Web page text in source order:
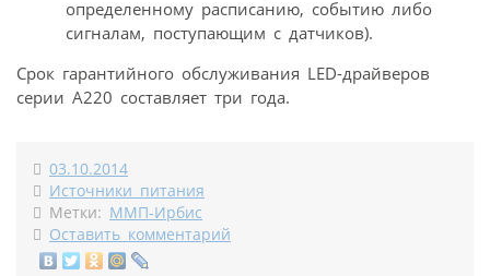
определенному расписанию, событию либо
сигналам, поступающим с датчиков).
Срок гарантийного обслуживания LED-драйверов
серии А220 составляет три года.
03.10.2014
Источники питания
Метки: ММП-Ирбис
Оставить комментарий